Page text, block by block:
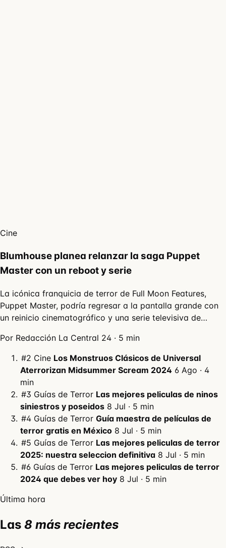
Cine
Blumhouse planea relanzar la saga Puppet
Master con un reboot y serie
La icónica franquicia de terror de Full Moon Features,
Puppet Master, podría regresar a la pantalla grande con
un reinicio cinematográfico y una serie televisiva de…
Por Redacción La Central 24 · 5 min
#2 Cine Los Monstruos Clásicos de Universal
Aterrorizan Midsummer Scream 2024 6 Ago · 4
min
#3 Guías de Terror Las mejores peliculas de ninos
siniestros y poseidos 8 Jul · 5 min
#4 Guías de Terror Guía maestra de películas de
terror gratis en México 8 Jul · 5 min
#5 Guías de Terror Las mejores peliculas de terror
2025: nuestra seleccion definitiva 8 Jul · 5 min
#6 Guías de Terror Las mejores peliculas de terror
2024 que debes ver hoy 8 Jul · 5 min
Última hora
Las 8 más recientes